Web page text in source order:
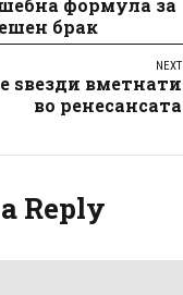
формула за
брак
NEXT
ѕвезди вметнати
во ренесансата
Reply